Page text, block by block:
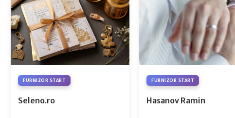
FURNIZOR START
Seleno.ro
FURNIZOR START
Hasanov Ramin